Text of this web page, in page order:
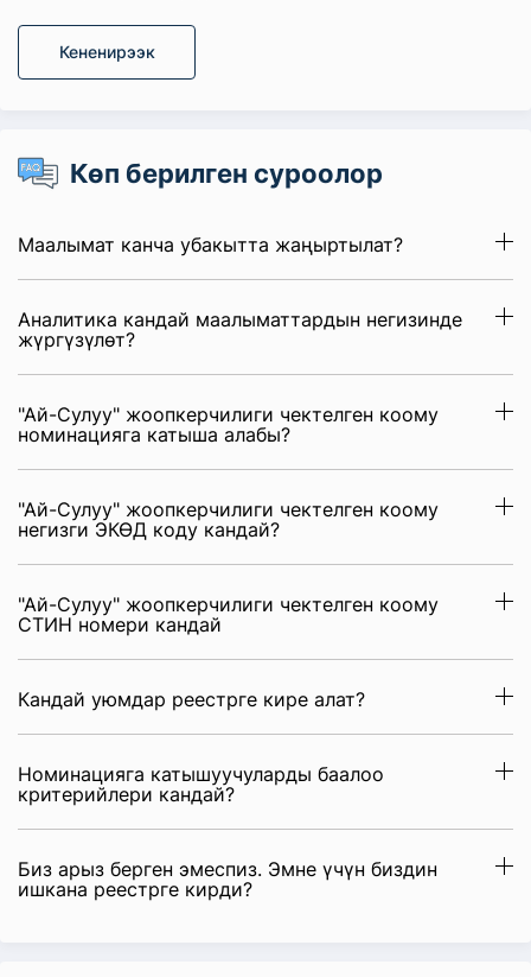
Кененирээк
Көп берилген суроолор
Маалымат канча убакытта жаңыртылат?
Аналитика кандай маалыматтардын негизинде
жүргүзүлөт?
"Ай-Сулуу" жоопкерчилиги чектелген коому
номинацияга катыша алабы?
"Ай-Сулуу" жоопкерчилиги чектелген коому
негизги ЭКӨД коду кандай?
"Ай-Сулуу" жоопкерчилиги чектелген коому
СТИН номери кандай
Кандай уюмдар реестрге кире алат?
Номинацияга катышуучуларды баалоо
критерийлери кандай?
Биз арыз берген эмеспиз. Эмне үчүн биздин
ишкана реестрге кирди?